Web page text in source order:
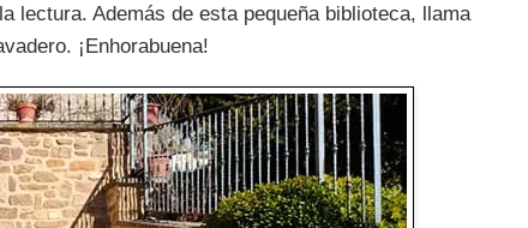
lectura. Además de esta pequeña biblioteca, llama
¡Enhorabuena!